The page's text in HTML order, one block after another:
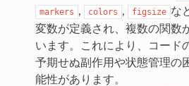
markers , colors , figsize な
変数が定義され、複数の関数
います。これにより、コード
予期せぬ副作用や状態管理の
能性があります。